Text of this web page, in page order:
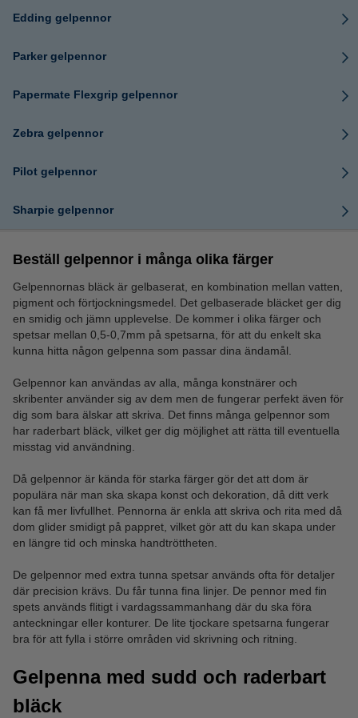
Edding gelpennor
Parker gelpennor
Papermate Flexgrip gelpennor
Zebra gelpennor
Pilot gelpennor
Sharpie gelpennor
Beställ gelpennor i många olika färger
Gelpennornas bläck är gelbaserat, en kombination mellan vatten,
pigment och förtjockningsmedel. Det gelbaserade bläcket ger dig
en smidig och jämn upplevelse. De kommer i olika färger och
spetsar mellan 0,5-0,7mm på spetsarna, för att du enkelt ska
kunna hitta någon gelpenna som passar dina ändamål.
Gelpennor kan användas av alla, många konstnärer och
skribenter använder sig av dem men de fungerar perfekt även för
dig som bara älskar att skriva. Det finns många gelpennor som
har raderbart bläck, vilket ger dig möjlighet att rätta till eventuella
misstag vid användning.
Då gelpennor är kända för starka färger gör det att dom är
populära när man ska skapa konst och dekoration, då ditt verk
kan få mer livfullhet. Pennorna är enkla att skriva och rita med då
dom glider smidigt på pappret, vilket gör att du kan skapa under
en längre tid och minska handtröttheten.
De gelpennor med extra tunna spetsar används ofta för detaljer
där precision krävs. Du får tunna fina linjer. De pennor med fin
spets används flitigt i vardagssammanhang där du ska föra
anteckningar eller konturer. De lite tjockare spetsarna fungerar
bra för att fylla i större områden vid skrivning och ritning.
Gelpenna med sudd och raderbart
bläck